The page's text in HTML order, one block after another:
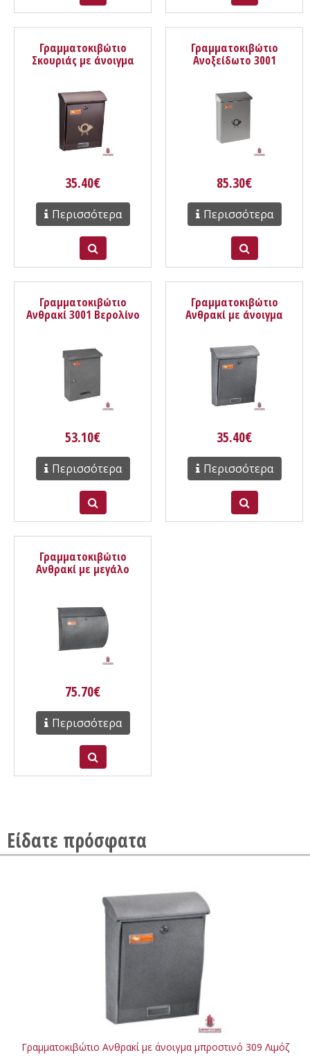
Γραμματοκιβώτιο
Σκουριάς με άνοιγμα
μπροστινό 309 Λιμόζ
35.40€
Περισσότερα
Γραμματοκιβώτιο
Ανοξείδωτο 3001
Βερολίνο
85.30€
Περισσότερα
Γραμματοκιβώτιο
Ανθρακί 3001 Βερολίνο
53.10€
Περισσότερα
Γραμματοκιβώτιο
Ανθρακί με άνοιγμα
μπροστινό 309 Λιμόζ
35.40€
Περισσότερα
Γραμματοκιβώτιο
Ανθρακί με μεγάλο
άνοιγμα 3003 Βερόνα
75.70€
Περισσότερα
Είδατε πρόσφατα
Γραμματοκιβώτιο Ανθρακί με άνοιγμα μπροστινό 309 Λιμόζ